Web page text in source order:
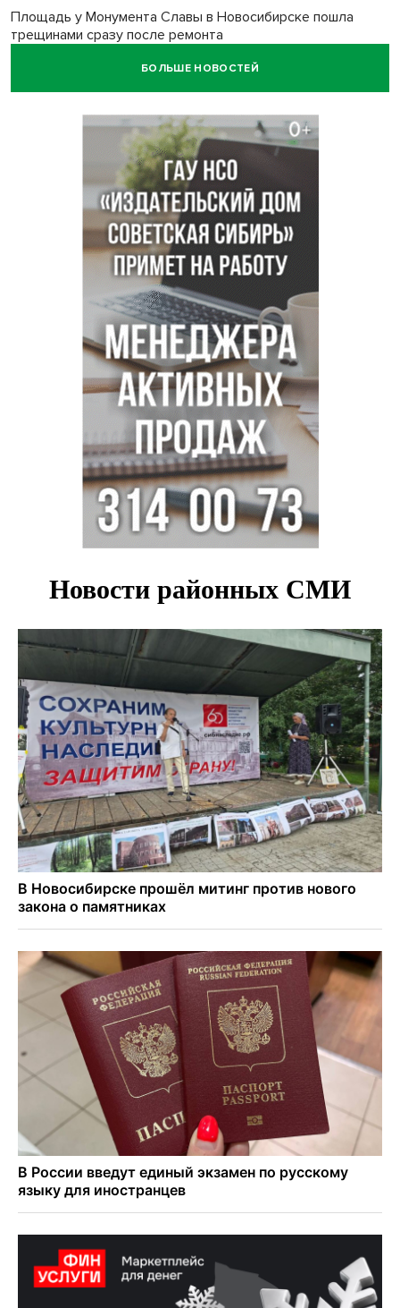
Площадь у Монумента Славы в Новосибирске пошла
трещинами сразу после ремонта
БОЛЬШЕ НОВОСТЕЙ